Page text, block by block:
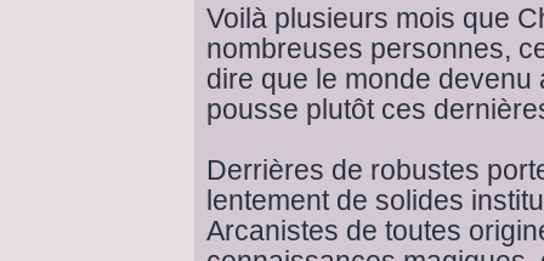
Voilà plusieurs mois que
nombreuses personnes,
dire que le monde devenu
pousse plutôt ces
Derrières de robustes
lentement de solides
Arcanistes de toutes